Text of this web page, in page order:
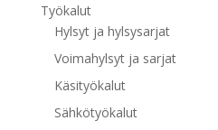
Työkalut
Hylsyt ja hylsysarjat
Voimahylsyt ja sarjat
Käsityökalut
Sähkötyökalut